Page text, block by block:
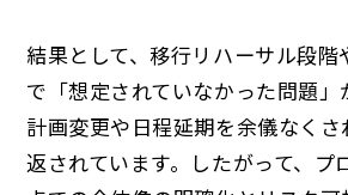
結果として、移行リハーサル段
で「想定されていなかった問題
計画変更や日程延期を余儀なくさ
返されています。したがって、プ